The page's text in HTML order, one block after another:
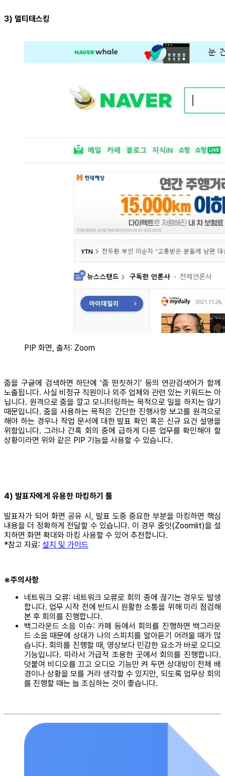
3) 멀티태스킹
PIP 화면, 출처: Zoom
줌을 구글에 검색하면 하단에 ‘줌 딴짓하기’ 등의 연관검색어가 함께
노출됩니다. 사실 비정규 직원이나 외주 업체와 관련 있는 키워드는 아
닙니다. 원격으로 줌을 깔고 모니터링하는 목적으로 일을 하지는 않기
때문입니다. 줌을 사용하는 목적은 간단한 진행사항 보고를 원격으로
해야 하는 경우나 작업 문서에 대한 발표 확인 혹은 신규 요건 설명을
위함입니다. 그러나 간혹 회의 중에 급하게 다른 업무를 확인해야 할
상황이라면 위와 같은 PIP 기능을 사용할 수 있습니다.
4) 발표자에게 유용한 마킹하기 툴
발표자가 되어 화면 공유 시, 발표 도중 중요한 부분을 마킹하면 핵심
내용을 더 정확하게 전달할 수 있습니다. 이 경우 줌잇(Zoomlit)을 설
치하면 화면 확대와 마킹 사용할 수 있어 추천합니다.
*참고 자료: 설치 및 가이드
※주의사항
네트워크 오류: 네트워크 오류로 회의 중에 끊기는 경우도 발생
합니다. 업무 시작 전에 반드시 원활한 소통을 위해 미리 점검해
본 후 회의를 진행합니다.
백그라운드 소음 이슈: 카페 등에서 회의를 진행하면 백그라운
드 소음 때문에 상대가 나의 스피치를 알아듣기 어려울 때가 많
습니다. 회의를 진행할 때, 영상보다 민감한 요소가 바로 오디오
기능입니다. 따라서 가급적 조용한 곳에서 회의를 진행합니다.
덧붙여 비디오를 끄고 오디오 기능만 켜 두면 상대방이 전체 배
경이나 상황을 모를 거라 생각할 수 있지만, 되도록 업무상 회의
를 진행할 때는 늘 조심하는 것이 좋습니다.